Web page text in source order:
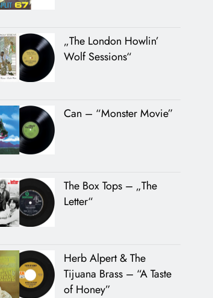
„The London Howlin’
Wolf Sessions“
Can – “Monster Movie”
The Box Tops – „The
Letter“
Herb Alpert & The
Tijuana Brass – “A Taste
of Honey”